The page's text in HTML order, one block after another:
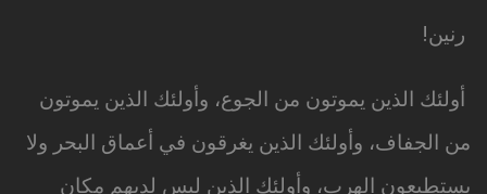
رنين!
أولئك الذين يموتون من الجوع، وأولئك الذين يموتون
من الجفاف، وأولئك الذين يغرقون في أعماق البحر ولا
يستطيعون الهرب، وأولئك الذين ليس لديهم مكان